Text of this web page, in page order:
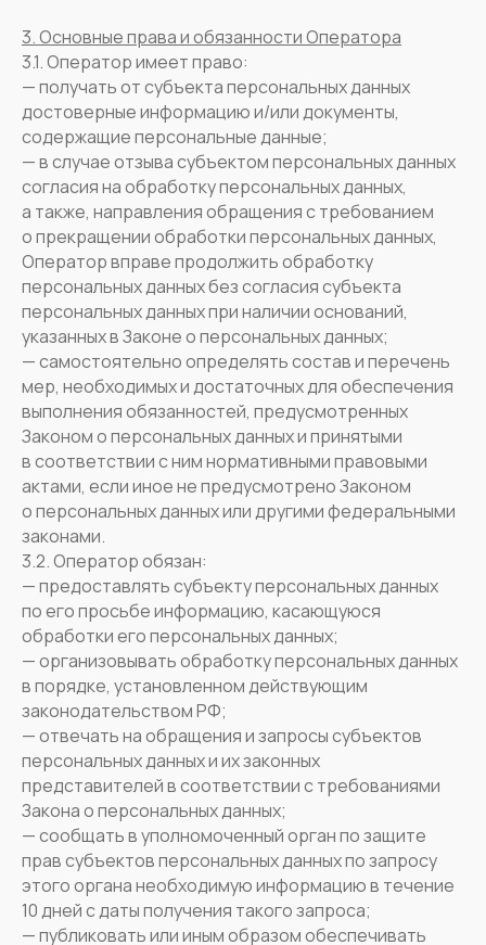
3. Основные права и обязанности Оператора
3.1. Оператор имеет право:
— получать от субъекта персональных данных
достоверные информацию и/или документы,
содержащие персональные данные;
— в случае отзыва субъектом персональных данных
согласия на обработку персональных данных,
а также, направления обращения с требованием
о прекращении обработки персональных данных,
Оператор вправе продолжить обработку
персональных данных без согласия субъекта
персональных данных при наличии оснований,
указанных в Законе о персональных данных;
— самостоятельно определять состав и перечень
мер, необходимых и достаточных для обеспечения
выполнения обязанностей, предусмотренных
Законом о персональных данных и принятыми
в соответствии с ним нормативными правовыми
актами, если иное не предусмотрено Законом
о персональных данных или другими федеральными
законами.
3.2. Оператор обязан:
— предоставлять субъекту персональных данных
по его просьбе информацию, касающуюся
обработки его персональных данных;
— организовывать обработку персональных данных
в порядке, установленном действующим
законодательством РФ;
— отвечать на обращения и запросы субъектов
персональных данных и их законных
представителей в соответствии с требованиями
Закона о персональных данных;
— сообщать в уполномоченный орган по защите
прав субъектов персональных данных по запросу
этого органа необходимую информацию в течение
10 дней с даты получения такого запроса;
— публиковать или иным образом обеспечивать